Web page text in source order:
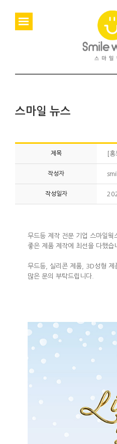
스마일 뉴스
제목 [
작성자
작성일자
무드등 제작 전문 기업 스마일웍
좋은 제품 제작에 최선을 다했습
무드등, 실리콘 제품, 3D성형 제
많은 문의 부탁드립니다.